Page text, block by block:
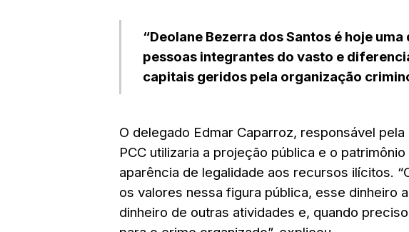
“Deolane Bezerra dos Santos é hoje
pessoas integrantes do vasto e
capitais geridos pela organização
O delegado Edmar Caparroz, responsável
PCC utilizaria a projeção pública e o
aparência de legalidade aos recursos ilícitos.
os valores nessa figura pública, esse dinheiro
dinheiro de outras atividades e, quando